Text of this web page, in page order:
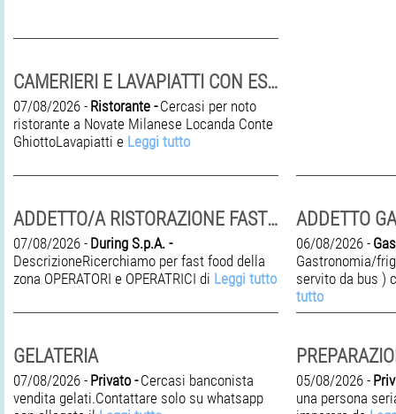
CAMERIERI E LAVAPIATTI CON ESPERIENZA
07/08/2026 - Ristorante - Cercasi per noto
ristorante a Novate Milanese Locanda Conte
GhiottoLavapiatti e Leggi tutto
ADDETTO/A RISTORAZIONE FAST FOOD
07/08/2026 - During S.p.A. -
DescrizioneRicerchiamo per fast food della
zona OPERATORI e OPERATRICI di Leggi tutto
GELATERIA
07/08/2026 - Privato - Cercasi banconista
vendita gelati.Contattare solo su whatsapp
ADDETTO
06/08/2026 -
Gastronomia/
servito da bus )
tutto
05/08/2026 -
una persona